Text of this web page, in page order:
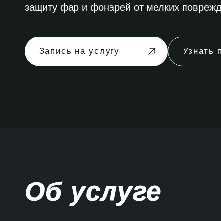
защиту фар и фонарей от мелких
Запись на услугу Узнать
Об услуге